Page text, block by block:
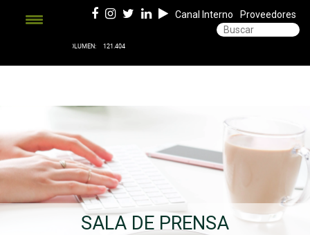
Canal Interno Proveedores
SALA DE PRENSA